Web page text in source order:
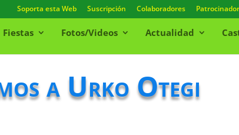
Soporta esta Web Suscripción Colaboradores
Fiestas Fotos/Videos Actualidad
a Urko Otegi